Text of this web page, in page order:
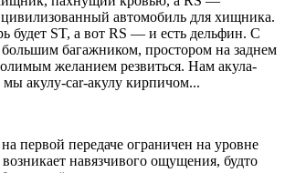
автомобиль для хищника.
будет ST, а вот RS — и есть дельфин. С
багажником, простором на заднем
желанием резвиться. Нам акула-
акулу-car-акулу кирпичом...
первой передаче ограничен на уровне
навязчивого ощущения, будто